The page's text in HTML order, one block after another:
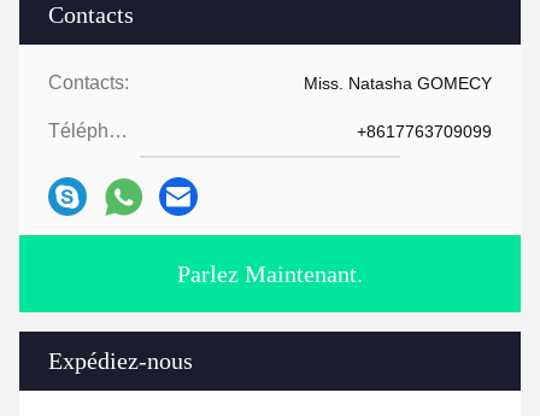
Contacts
Contacts: Miss. Natasha GOMECY
Téléphone: +8617763709099
Parlez Maintenant.
Expédiez-nous